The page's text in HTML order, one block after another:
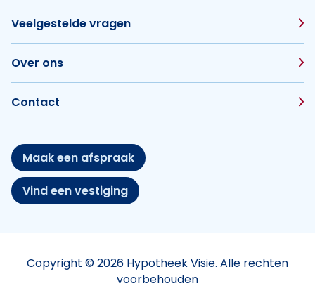
Veelgestelde vragen
Over ons
Contact
Maak een afspraak
Vind een vestiging
Copyright © 2026 Hypotheek Visie. Alle rechten
voorbehouden